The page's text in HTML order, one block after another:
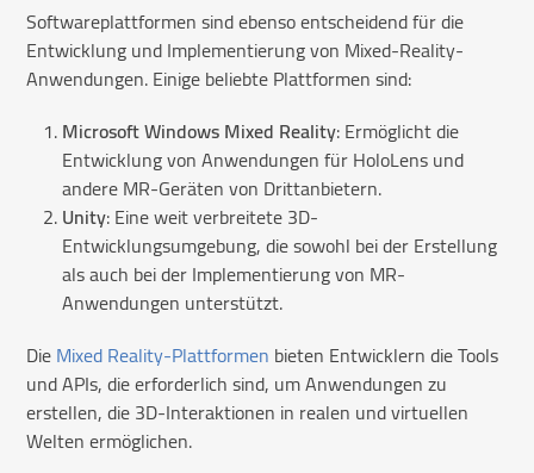
Softwareplattformen sind ebenso entscheidend für die
Entwicklung und Implementierung von Mixed-Reality-
Anwendungen. Einige beliebte Plattformen sind:
Microsoft Windows Mixed Reality: Ermöglicht die
Entwicklung von Anwendungen für HoloLens und
andere MR-Geräten von Drittanbietern.
Unity: Eine weit verbreitete 3D-
Entwicklungsumgebung, die sowohl bei der Erstellung
als auch bei der Implementierung von MR-
Anwendungen unterstützt.
DieMixed Reality-Plattformen bieten Entwicklern die Tools
und APIs, die erforderlich sind, um Anwendungen zu
erstellen, die 3D-Interaktionen in realen und virtuellen
Welten ermöglichen.